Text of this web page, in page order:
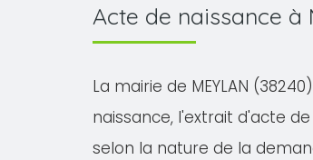
Acte de naissance à
La mairie de MEYLAN
naissance, l'extrait d'acte
selon la nature de la